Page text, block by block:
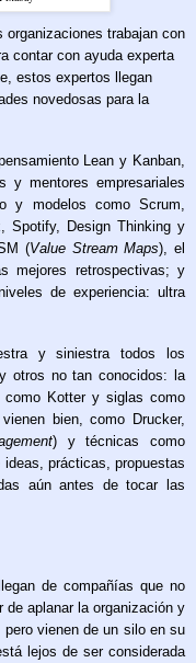
trabajan con
contar con ayuda experta
estos expertos llegan
novedosas para la
Lean y Kanban,
y mentores empresariales
y modelos como Scrum,
Spotify, Design Thinking y
(Value Stream Maps), el
mejores retrospectivas; y
de experiencia: ultra
y siniestra todos los
otros no tan conocidos: la
como Kotter y siglas como
bien, como Drucker,
) y técnicas como
prácticas, propuestas
aún antes de tocar las
de compañías que no
aplanar la organización y
vienen de un silo en su
lejos de ser considerada